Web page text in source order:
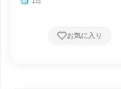
お気に入り